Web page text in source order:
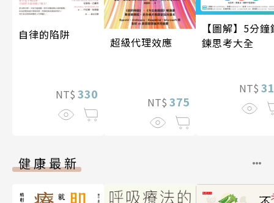
自律的陷阱
NT$ 330
超級代理效應
NT$ 375
【圖解】5分鐘
鍊思考大全
NT$
健康最新